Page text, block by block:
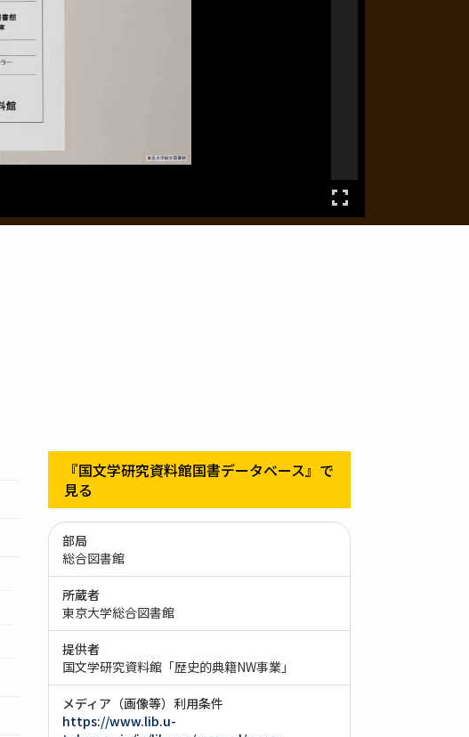
『国文学研究資料館国書データベース』で
見る
部局
総合図書館
所蔵者
東京大学総合図書館
提供者
国文学研究資料館「歴史的典籍NW事業」
メディア（画像等）利用条件
https://www.lib.u-